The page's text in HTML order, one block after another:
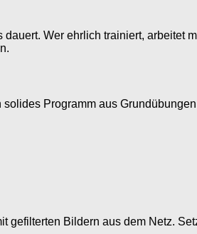
Wer ehrlich trainiert, arbeitet
Programm aus
gefilterten Bildern aus dem Netz.